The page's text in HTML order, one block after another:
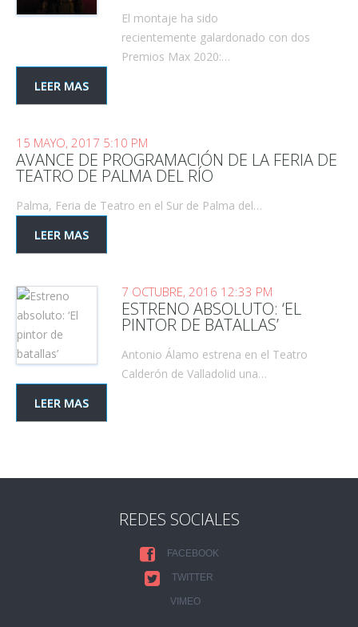
El montaje ha sido
recientemente galardonado con dos
Premios Max 2020:…
LEER MAS
15 MAYO, 2017 5:10 PM
AVANCE DE PROGRAMACIÓN DE LA FERIA DE
TEATRO DE PALMA DEL RÍO
Palma, Feria de Teatro en el Sur de Palma del…
LEER MAS
7 OCTUBRE, 2016 12:33 PM
ESTRENO ABSOLUTO: ‘EL
PINTOR DE BATALLAS’
Antonio Álamo estrena en el Teatro
Calderón de Valladolid una…
LEER MAS
REDES SOCIALES
FACEBOOK
TWITTER
VIMEO